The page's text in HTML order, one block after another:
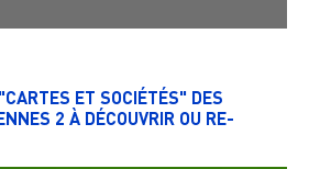
ET SOCIÉTÉS" DES
2 À DÉCOUVRIR OU RE-